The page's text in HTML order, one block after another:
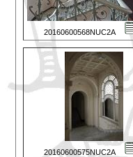
20160600568NUC2A
20160600575NUC2A